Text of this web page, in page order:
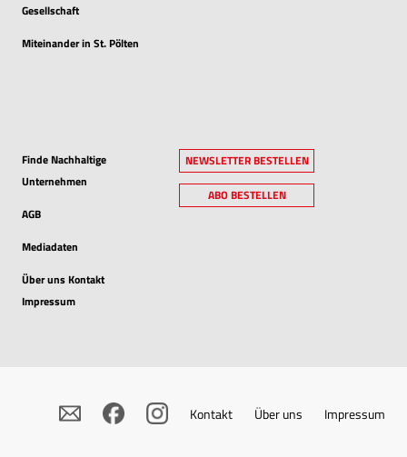
Gesellschaft
Miteinander in St. Pölten
Finde Nachhaltige
Unternehmen
AGB
Mediadaten
Über uns Kontakt
Impressum
NEWSLETTER BESTELLEN
ABO BESTELLEN
Kontakt Über uns Impressum